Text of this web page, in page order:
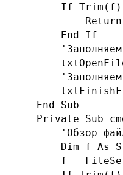
If
            Return
        End If
    End Sub
Private Sub
'Обзор
Dim f As
f =